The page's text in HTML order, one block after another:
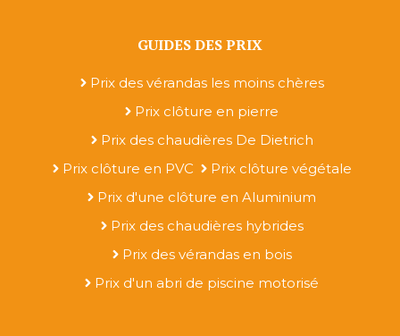
GUIDES DES PRIX
Prix des vérandas les moins chères
Prix clôture en pierre
Prix des chaudières De Dietrich
Prix clôture en PVC
Prix clôture végétale
Prix d'une clôture en Aluminium
Prix des chaudières hybrides
Prix des vérandas en bois
Prix d'un abri de piscine motorisé